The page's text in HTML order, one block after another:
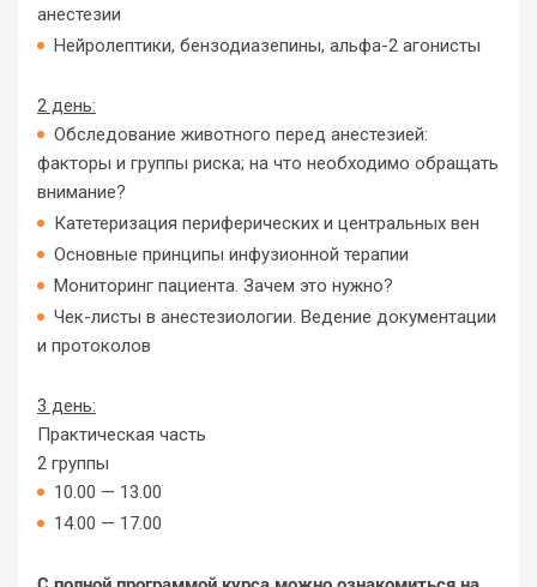
анестезии
Нейролептики, бензодиазепины, альфа-2 агонисты
2 день:
Обследование животного перед анестезией:
факторы и группы риска; на что необходимо обращать
внимание?
Катетеризация периферических и центральных вен
Основные принципы инфузионной терапии
Мониторинг пациента. Зачем это нужно?
Чек-листы в анестезиологии. Ведение документации
и протоколов
3 день:
Практическая часть
2 группы
10.00 — 13.00
14.00 — 17.00